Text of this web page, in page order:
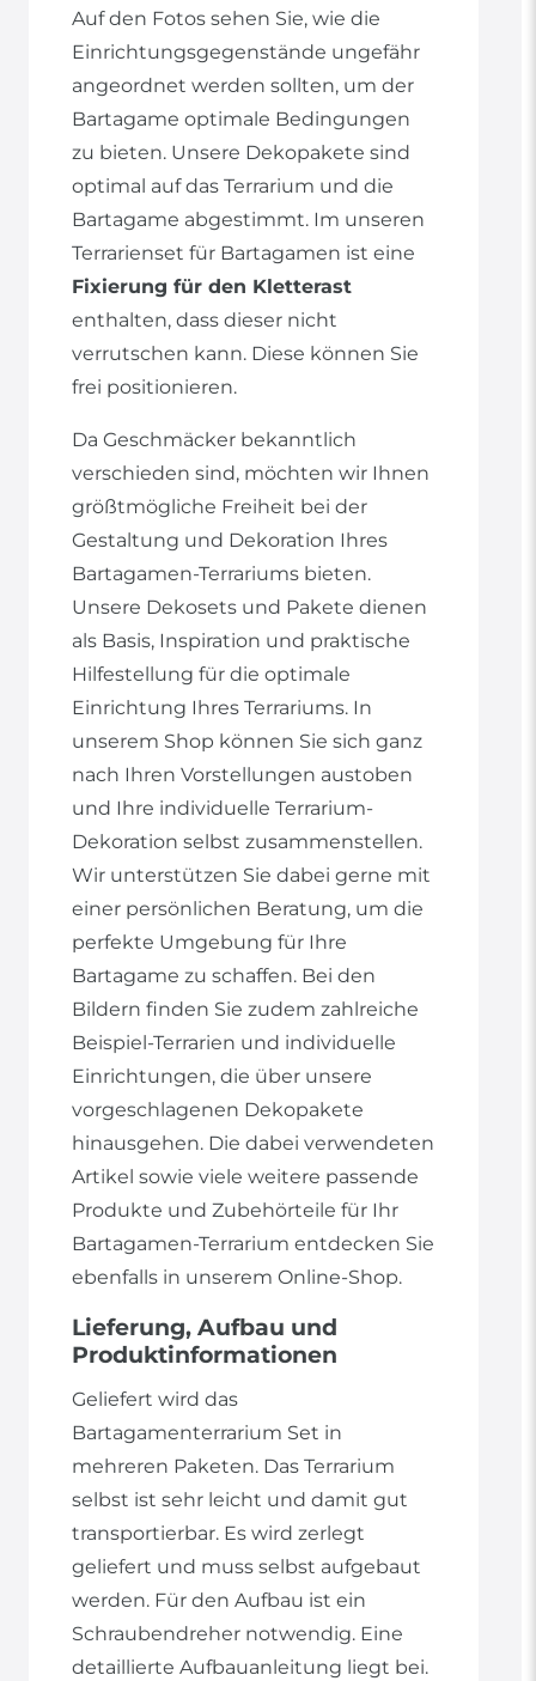
Auf den Fotos sehen Sie, wie die
Einrichtungsgegenstände ungefähr
angeordnet werden sollten, um der
Bartagame optimale Bedingungen
zu bieten. Unsere Dekopakete sind
optimal auf das Terrarium und die
Bartagame abgestimmt. Im unseren
Terrarienset für Bartagamen ist eine
Fixierung für den Kletterast
enthalten, dass dieser nicht
verrutschen kann. Diese können Sie
frei positionieren.
Da Geschmäcker bekanntlich
verschieden sind, möchten wir Ihnen
größtmögliche Freiheit bei der
Gestaltung und Dekoration Ihres
Bartagamen-Terrariums bieten.
Unsere Dekosets und Pakete dienen
als Basis, Inspiration und praktische
Hilfestellung für die optimale
Einrichtung Ihres Terrariums. In
unserem Shop können Sie sich ganz
nach Ihren Vorstellungen austoben
und Ihre individuelle Terrarium-
Dekoration selbst zusammenstellen.
Wir unterstützen Sie dabei gerne mit
einer persönlichen Beratung, um die
perfekte Umgebung für Ihre
Bartagame zu schaffen. Bei den
Bildern finden Sie zudem zahlreiche
Beispiel-Terrarien und individuelle
Einrichtungen, die über unsere
vorgeschlagenen Dekopakete
hinausgehen. Die dabei verwendeten
Artikel sowie viele weitere passende
Produkte und Zubehörteile für Ihr
Bartagamen-Terrarium entdecken Sie
ebenfalls in unserem Online-Shop.
Lieferung, Aufbau und
Produktinformationen
Geliefert wird das
Bartagamenterrarium Set in
mehreren Paketen. Das Terrarium
selbst ist sehr leicht und damit gut
transportierbar. Es wird zerlegt
geliefert und muss selbst aufgebaut
werden. Für den Aufbau ist ein
Schraubendreher notwendig. Eine
detaillierte Aufbauanleitung liegt bei.